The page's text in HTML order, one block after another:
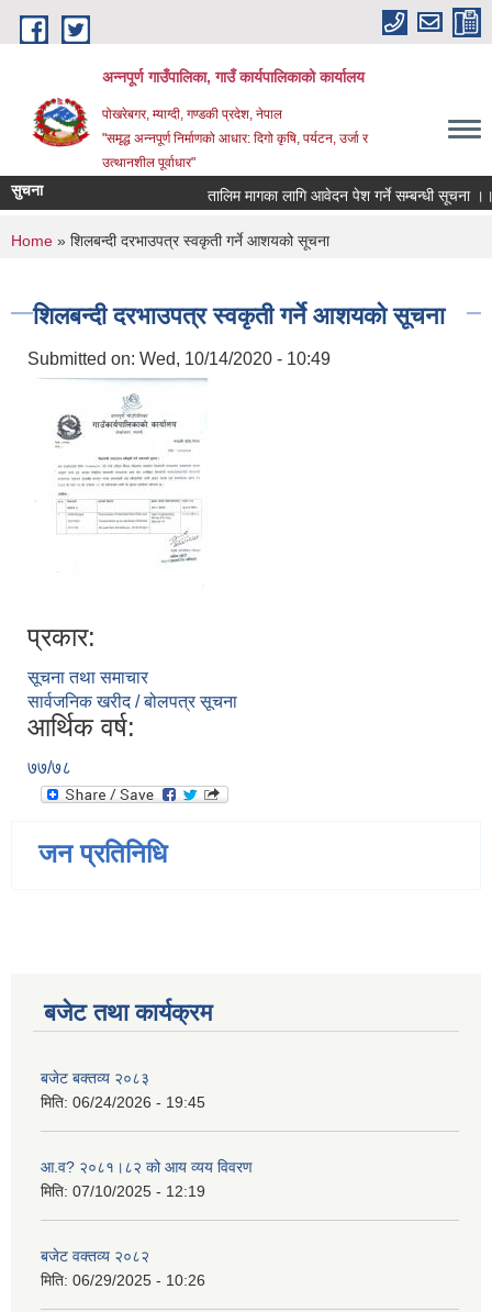
Skip to main content
अन्‍नपूर्ण गाउँपालिका, गाउँ कार्यपालिकाको कार्यालय
पोखरेबगर, म्याग्दी, गण्डकी प्रदेश, नेपाल
"समृद्ध अन्‍नपूर्ण निर्माणको आधार: दिगो कृषि, पर्यटन, उर्जा र
उत्थानशील पूर्वाधार"
सुचना तालिम मागका लागि आवेदन पेश गर्ने सम्बन्धी सूचना ।।
You are here
Home » शिलबन्दी दरभाउपत्र स्वकृती गर्ने आशयको सूचना
शिलबन्दी दरभाउपत्र स्वकृती गर्ने आशयको सूचना
Submitted on: Wed, 10/14/2020 - 10:49
प्रकार:
सूचना तथा समाचार
सार्वजनिक खरीद / बोलपत्र सूचना
आर्थिक वर्ष:
७७/७८
जन प्रतिनिधि
बजेट तथा कार्यक्रम
बजेट बक्तव्य २०८३
मिति: 06/24/2026 - 19:45
आ.व? २०८१।८२ को आय व्यय विवरण
मिति: 07/10/2025 - 12:19
बजेट वक्तव्य २०८२
मिति: 06/29/2025 - 10:26